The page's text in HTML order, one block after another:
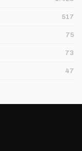
517
75
73
47